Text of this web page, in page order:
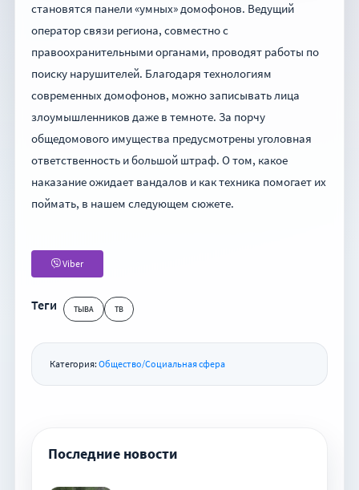
становятся панели «умных» домофонов. Ведущий
оператор связи региона, совместно с
правоохранительными органами, проводят работы по
поиску нарушителей. Благодаря технологиям
современных домофонов, можно записывать лица
злоумышленников даже в темноте. За порчу
общедомового имущества предусмотрены уголовная
ответственность и большой штраф. О том, какое
наказание ожидает вандалов и как техника помогает их
поймать, в нашем следующем сюжете.
Viber
Теги ТЫВА ТВ
Категория: Общество/Социальная сфера
Последние новости